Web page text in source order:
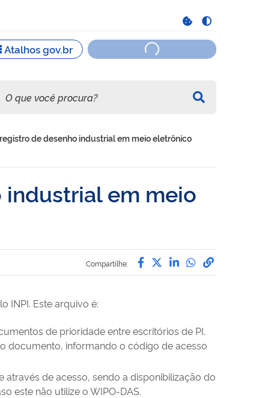
de desenho industrial em meio eletrônico
em meio
Compartilhe: Compartilhe por
Compartilhe por
Compartilhe por
Compartilhe
link para
INPI. Este arquivo é:
de prioridade entre escritórios de PI.
documento, informando o código de acesso
de acesso, sendo a disponibilização do
este não utilize o WIPO-DAS.